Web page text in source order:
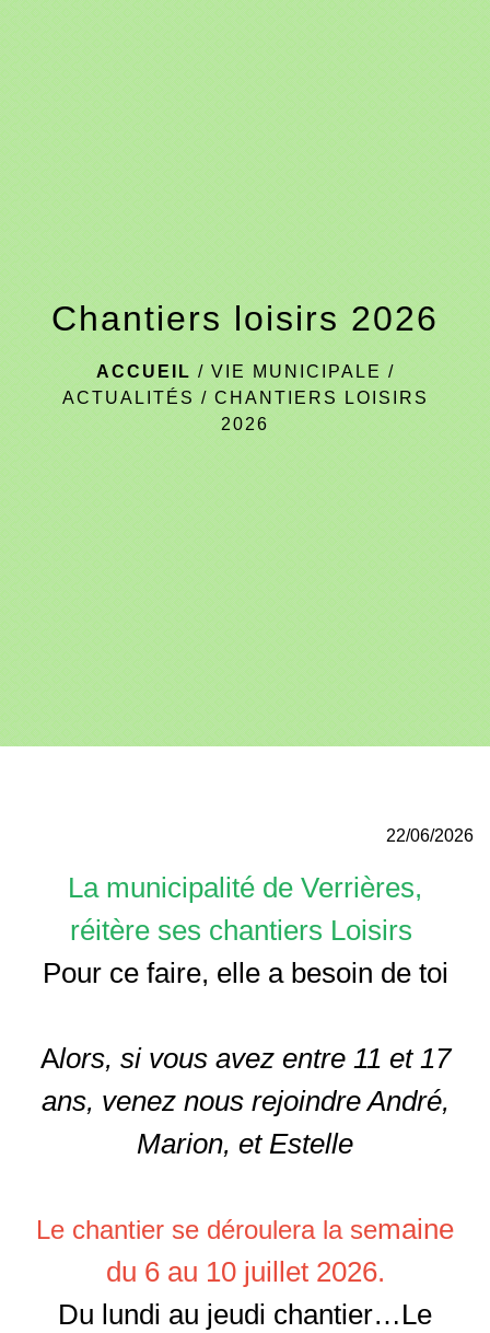
Chantiers loisirs 2026
ACCUEIL / VIE MUNICIPALE /
ACTUALITÉS / CHANTIERS LOISIRS
2026
22/06/2026
La municipalité de Verrières,
réitère ses chantiers Loisirs
Pour ce faire, elle a besoin de toi
Alors, si vous avez entre 11 et 17
ans, venez nous rejoindre André,
Marion, et Estelle
Le chantier se déroulera la semaine
du 6 au 10 juillet 2026.
Du lundi au jeudi chantier…Le